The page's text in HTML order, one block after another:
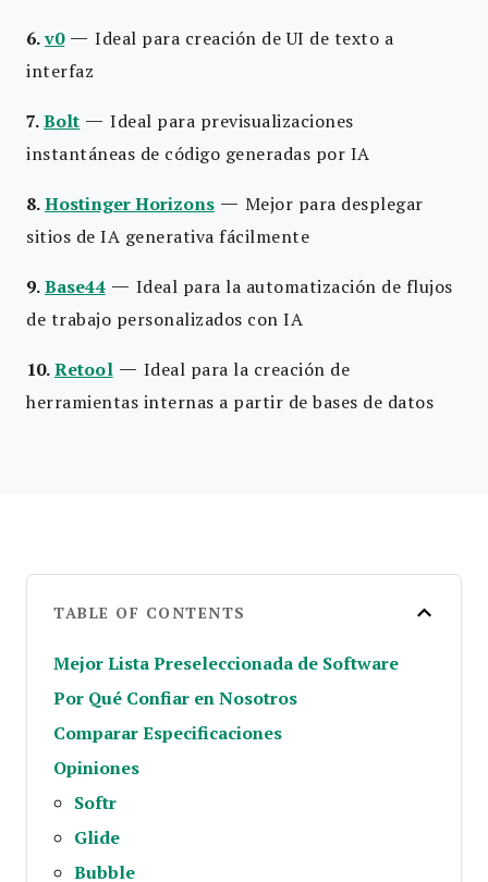
6.v0 —Ideal para creación de UI de texto a
interfaz
7.Bolt —Ideal para previsualizaciones
instantáneas de código generadas por IA
8.Hostinger Horizons — Mejor para desplegar
sitios de IA generativa fácilmente
9.Base44 — Ideal para la automatización de flujos
de trabajo personalizados con IA
10.Retool — Ideal para la creación de
herramientas internas a partir de bases de datos
TABLE OF CONTENTS
Mejor Lista Preseleccionada de Software
Por Qué Confiar en Nosotros
Comparar Especificaciones
Opiniones
Softr
Glide
Bubble